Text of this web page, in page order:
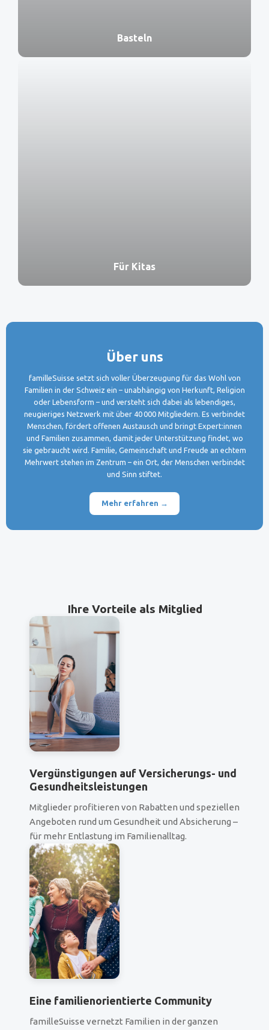
Basteln
Für Kitas
Über uns
familleSuisse setzt sich voller Überzeugung für das Wohl von
Familien in der Schweiz ein – unabhängig von Herkunft, Religion
oder Lebensform – und versteht sich dabei als lebendiges,
neugieriges Netzwerk mit über 40 000 Mitgliedern. Es verbindet
Menschen, fördert offenen Austausch und bringt Expert:innen
und Familien zusammen, damit jeder Unterstützung findet, wo
sie gebraucht wird. Familie, Gemeinschaft und Freude an echtem
Mehrwert stehen im Zentrum – ein Ort, der Menschen verbindet
und Sinn stiftet.
Mehr erfahren →
Ihre Vorteile als Mitglied
Vergünstigungen auf Versicherungs- und
Gesundheitsleistungen
Mitglieder profitieren von Rabatten und speziellen
Angeboten rund um Gesundheit und Absicherung –
für mehr Entlastung im Familienalltag.
Eine familienorientierte Community
familleSuisse vernetzt Familien in der ganzen